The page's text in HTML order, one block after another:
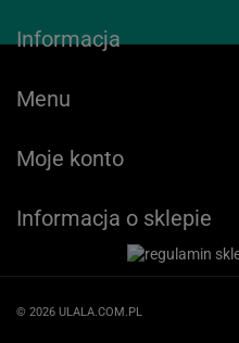
Informacja
Menu
Moje konto
Informacja o sklepie
© 2026 ULALA.COM.PL